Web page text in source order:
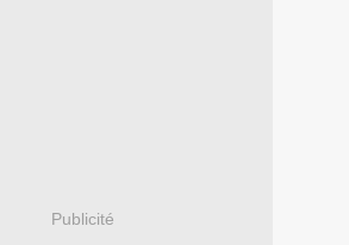
Publicité